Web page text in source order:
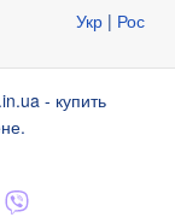
Укр | Рос